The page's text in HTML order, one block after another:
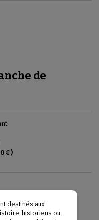
de
€)
au panier
destinés aux
historiens ou